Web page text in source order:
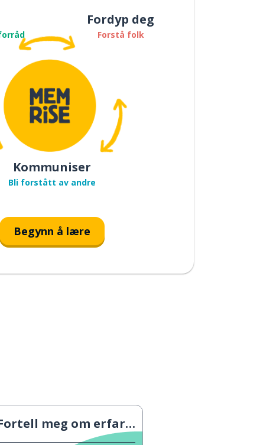
Fordyp deg
Forstå folk
Kommuniser
Bli forstått av andre
Begynn å lære
meg om erfaringen din